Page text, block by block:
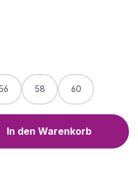
58 60
den gewünschten
In den Warenkorb